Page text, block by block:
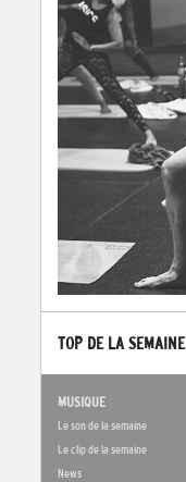
TOP DE LA SEMAINE
MUSIQUE
Le son de la semaine
Le clip de la semaine
News